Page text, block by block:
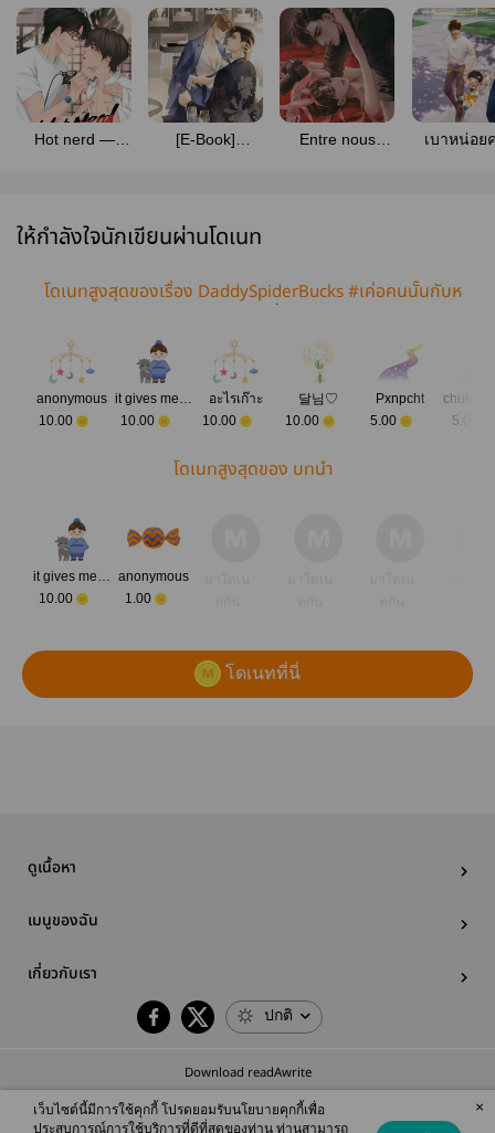
Hot nerd —
[E-Book]
Entre nous
เบาหน่อย
ให้กำลังใจนักเขียนผ่านโดเนท
โดเนทสูงสุดของเรื่อง DaddySpiderBucks #เค่อคนนั้นกับห
anonymous
10.00
it gives me butterflies
10.00
อะไรเก๊าะ
10.00
달님♡
10.00
Pxnpcht
5.00
5.00
โดเนทสูงสุดของ บทนำ
it gives me butterflies
10.00
anonymous
1.00
โดเนทที่นี่
ดูเนื้อหา
เมนูของฉัน
เกี่ยวกับเรา
ปกติ
Download readAwrite
เว็บไซต์นี้มีการใช้คุกกี้ โปรดยอมรับนโยบายคุกกี้เพื่อ
ประสบการณ์การใช้บริการที่ดีที่สุดของท่าน ท่านสามารถ
×